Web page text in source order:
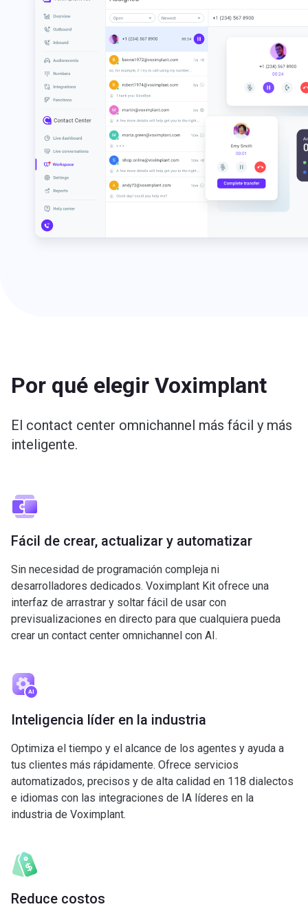
Por qué elegir Voximplant
El contact center omnichannel más fácil y más
inteligente.
Fácil de crear, actualizar y automatizar
Sin necesidad de programación compleja ni
desarrolladores dedicados. Voximplant Kit ofrece una
interfaz de arrastrar y soltar fácil de usar con
previsualizaciones en directo para que cualquiera pueda
crear un contact center omnichannel con AI.
Inteligencia líder en la industria
Optimiza el tiempo y el alcance de los agentes y ayuda a
tus clientes más rápidamente. Ofrece servicios
automatizados, precisos y de alta calidad en 118 dialectos
e idiomas con las integraciones de IA líderes en la
industria de Voximplant.
Reduce costos